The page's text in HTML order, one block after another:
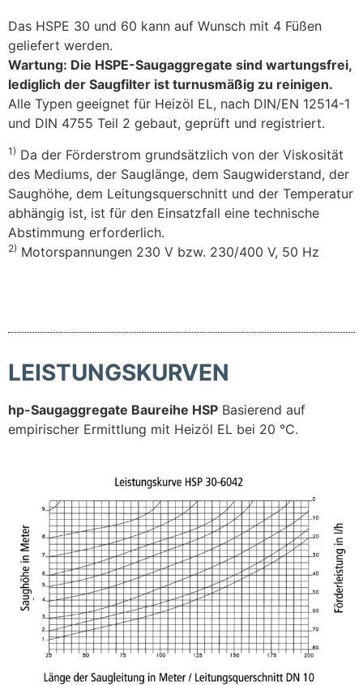
Das HSPE 30 und 60 kann auf Wunsch mit 4 Füßen
geliefert werden.
Wartung: Die HSPE-Saugaggregate sind wartungsfrei,
lediglich der Saugfilter ist turnusmäßig zu reinigen.
Alle Typen geeignet für Heizöl EL, nach DIN/EN 12514-1
und DIN 4755 Teil 2 gebaut, geprüft und registriert.
1) Da der Förderstrom grundsätzlich von der Viskosität
des Mediums, der Sauglänge, dem Saugwiderstand, der
Saughöhe, dem Leitungsquerschnitt und der Temperatur
abhängig ist, ist für den Einsatzfall eine technische
Abstimmung erforderlich.
2) Motorspannungen 230 V bzw. 230/400 V, 50 Hz
LEISTUNGSKURVEN
hp-Saugaggregate Baureihe HSP Basierend auf
empirischer Ermittlung mit Heizöl EL bei 20 °C.